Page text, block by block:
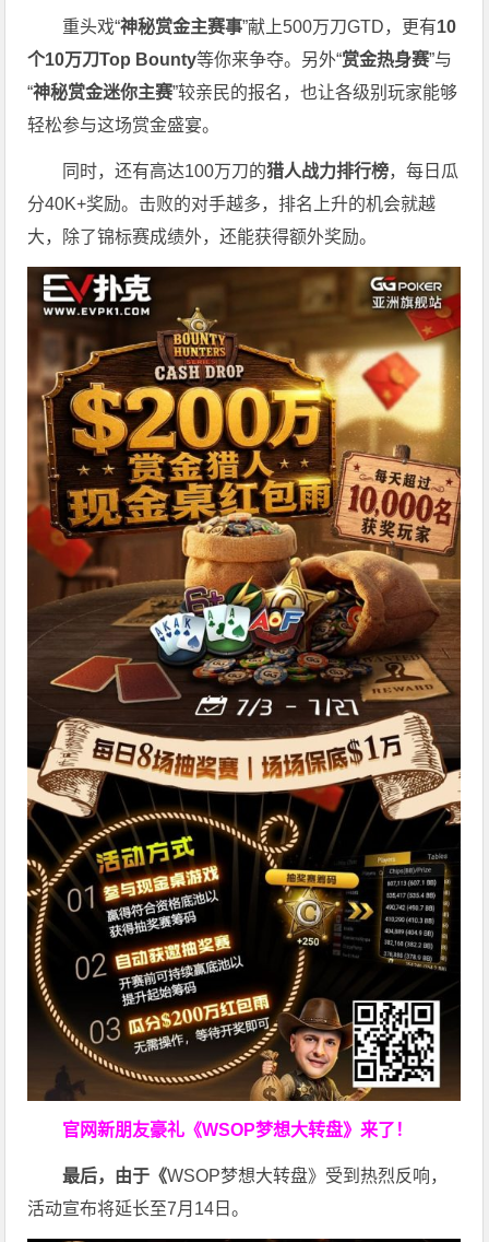
重头戏“神秘赏金主赛事”献上500万刀GTD，更有10
个10万刀Top Bounty等你来争夺。另外“赏金热身赛”与
“神秘赏金迷你主赛”较亲民的报名，也让各级别玩家能够
轻松参与这场赏金盛宴。
同时，还有高达100万刀的猎人战力排行榜，每日瓜
分40K+奖励。击败的对手越多，排名上升的机会就越
大，除了锦标赛成绩外，还能获得额外奖励。
官网新朋友豪礼 《WSOP梦想大转盘》来了！
最后，由于《WSOP梦想大转盘》受到热烈反响，
活动宣布将延长至7月14日。